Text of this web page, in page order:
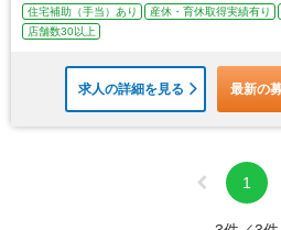
住宅補助（手当）あり
産休・育休取得実績有り
店舗数30以上
求人の詳細を見る 最新の
1